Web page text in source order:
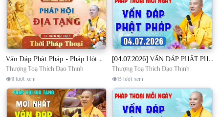
Vấn Đáp Phật Pháp - Pháp Hội Địa Tạng Ngày 01/08/2026│TT. Thích Đạo Thịnh
Thượng Toạ Thích Đạo Thịnh
11 lượt xem
[04.07.2026] VẤN ĐÁP PHẬT PHÁP - Nghe Thầy giảng Pháp mỗi ngày CÔNG ĐỨC VÔ LƯỢNG│TT. Thích Đạo Thịnh
Thượng Toạ Thích Đạo Thịnh
13 lượt xem